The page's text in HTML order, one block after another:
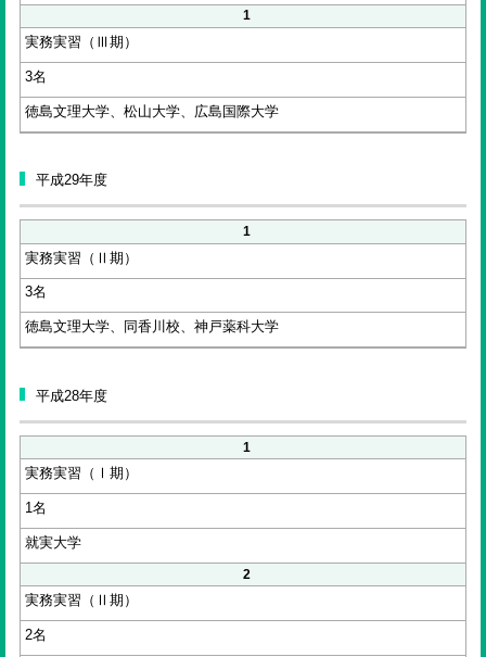
1
実務実習（Ⅲ期）
3名
徳島文理大学、松山大学、広島国際大学
平成29年度
1
実務実習（Ⅱ期）
3名
徳島文理大学、同香川校、神戸薬科大学
平成28年度
1
実務実習（Ⅰ期）
1名
就実大学
2
実務実習（Ⅱ期）
2名